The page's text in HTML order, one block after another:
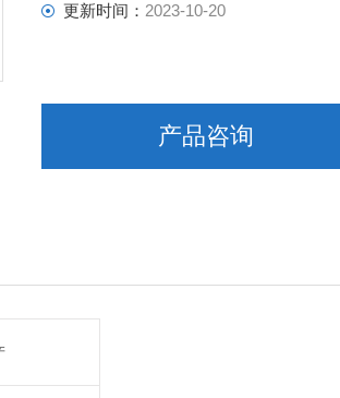
更新时间： 2023-10-20
产品咨询